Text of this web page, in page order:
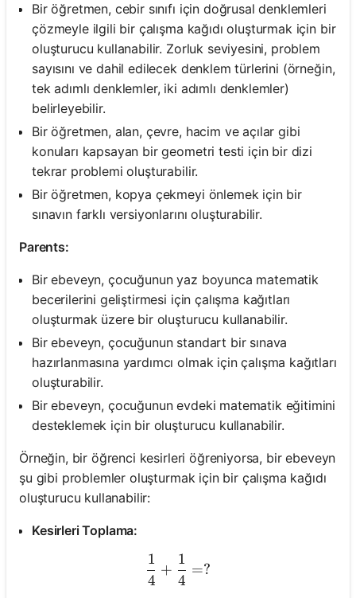
Bir öğretmen, cebir sınıfı için doğrusal denklemleri
çözmeyle ilgili bir çalışma kağıdı oluşturmak için bir
oluşturucu kullanabilir. Zorluk seviyesini, problem
sayısını ve dahil edilecek denklem türlerini (örneğin,
tek adımlı denklemler, iki adımlı denklemler)
belirleyebilir.
Bir öğretmen, alan, çevre, hacim ve açılar gibi
konuları kapsayan bir geometri testi için bir dizi
tekrar problemi oluşturabilir.
Bir öğretmen, kopya çekmeyi önlemek için bir
sınavın farklı versiyonlarını oluşturabilir.
Parents:
Bir ebeveyn, çocuğunun yaz boyunca matematik
becerilerini geliştirmesi için çalışma kağıtları
oluşturmak üzere bir oluşturucu kullanabilir.
Bir ebeveyn, çocuğunun standart bir sınava
hazırlanmasına yardımcı olmak için çalışma kağıtları
oluşturabilir.
Bir ebeveyn, çocuğunun evdeki matematik eğitimini
desteklemek için bir oluşturucu kullanabilir.
Örneğin, bir öğrenci kesirleri öğreniyorsa, bir ebeveyn
şu gibi problemler oluşturmak için bir çalışma kağıdı
oluşturucu kullanabilir:
Kesirleri Toplama:
\frac{1}{4} + \frac{1}{4}
4
1
+
4
1
=?